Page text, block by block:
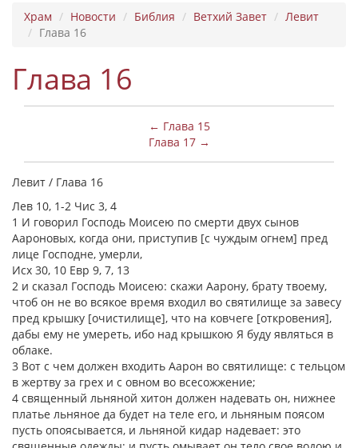
Храм Новости Библия Ветхий Завет
Левит
Глава 16
Глава 16
← Глава 15
Глава 17 →
Левит / Глава 16
Лев 10, 1-2 Чис 3, 4
1 И говорил Господь Моисею по смерти двух сынов
Аароновых, когда они, приступив [с чуждым огнем] пред
лице Господне, умерли,
Исх 30, 10 Евр 9, 7, 13
2 и сказал Господь Моисею: скажи Аарону, брату твоему,
чтоб он не во всякое время входил во святилище за завесу
пред крышку [очистилище], что на ковчеге [откровения],
дабы ему не умереть, ибо над крышкою Я буду являться в
облаке.
3 Вот с чем должен входить Аарон во святилище: с тельцом
в жертву за грех и с овном во всесожжение;
4 священный льняной хитон должен надевать он, нижнее
платье льняное да будет на теле его, и льняным поясом
пусть опоясывается, и льняной кидар надевает: это